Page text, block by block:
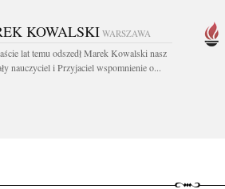
KOWALSKI WARSZAWA
lat temu odszedł Marek Kowalski nasz
nauczyciel i Przyjaciel wspomnienie o...